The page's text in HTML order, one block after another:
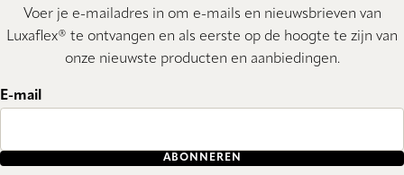
Voer je e-mailadres in om e-mails en nieuwsbrieven van
Luxaflex® te ontvangen en als eerste op de hoogte te zijn van
onze nieuwste producten en aanbiedingen.
E-mail
ABONNEREN